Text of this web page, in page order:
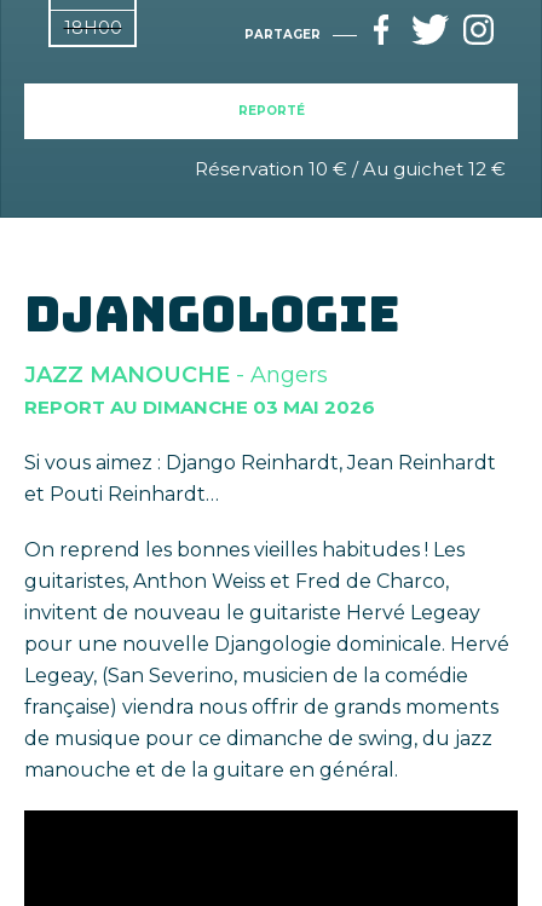
18H00
PARTAGER
REPORTÉ
Réservation 10 € / Au guichet 12 €
DJANGOLOGIE
JAZZ MANOUCHE - Angers
REPORT AU DIMANCHE 03 MAI 2026
Si vous aimez : Django Reinhardt, Jean Reinhardt
et Pouti Reinhardt…
On reprend les bonnes vieilles habitudes ! Les
guitaristes, Anthon Weiss et Fred de Charco,
invitent de nouveau le guitariste Hervé Legeay
pour une nouvelle Djangologie dominicale. Hervé
Legeay, (San Severino, musicien de la comédie
française) viendra nous offrir de grands moments
de musique pour ce dimanche de swing, du jazz
manouche et de la guitare en général.